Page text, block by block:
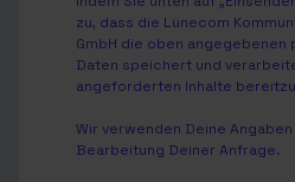
zu, dass die Lünecom
GmbH die oben
Daten speichert und
angeforderten Inhalte
Wir verwenden Deine
Bearbeitung Deiner Anfrage.